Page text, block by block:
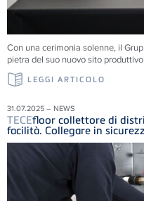
Con una cerimonia solenne, il
pietra del suo nuovo sito
LEGGI ARTICOLO
31.07.2025 – NEWS
TECEfloor collettore di
facilità. Collegare in